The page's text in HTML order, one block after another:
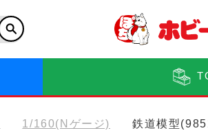
1/160(Nゲージ) 鉄道模型